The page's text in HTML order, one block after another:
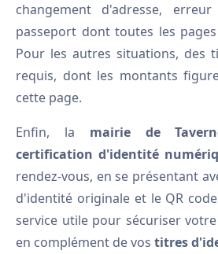
changement d'adresse,
passeport dont toutes les
Pour les autres situations, des
requis, dont les montants
cette page.
Enfin, la mairie de
certification d'identité
rendez-vous, en se présentant
d'identité originale et le QR
service utile pour sécuriser
en complément de vos titres